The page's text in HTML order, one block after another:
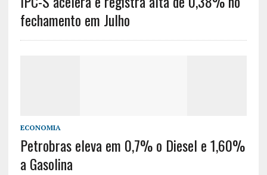
fechamento em Julho
ECONOMIA
Petrobras eleva em 0,7% o Diesel e 1,60%
a Gasolina